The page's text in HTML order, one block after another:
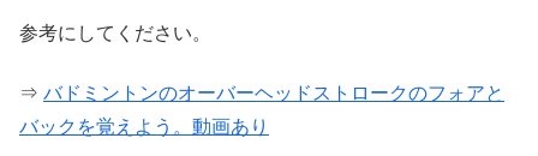
参考にしてください。
⇒ バドミントンのオーバーヘッドストロークのフォアと
バックを覚えよう。動画あり